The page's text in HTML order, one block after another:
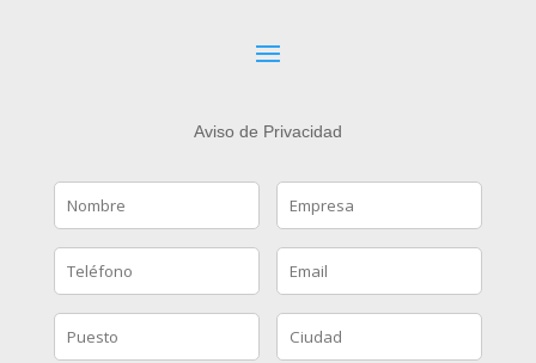
Aviso de Privacidad